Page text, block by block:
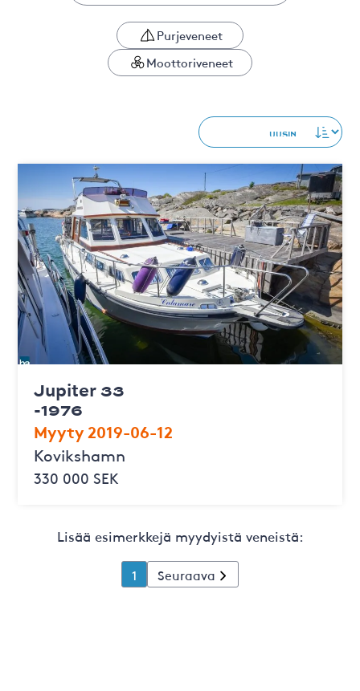
Purjeveneet
Moottoriveneet
Jupiter 33
-1976
Myyty 2019-06-12
Kovikshamn
330 000 SEK
Lisää esimerkkejä myydyistä veneistä:
1 Seuraava